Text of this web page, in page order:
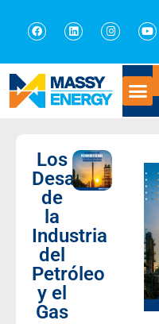
Los
Desafíos
de
la
Industria
del
Petróleo
y el
Gas